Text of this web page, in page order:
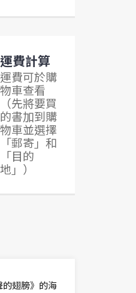
運費計算
運費可於購
物車查看
（先將要買
的書加到購
物車並選擇
「郵寄」和
「目的
地」）
翅膀》的海